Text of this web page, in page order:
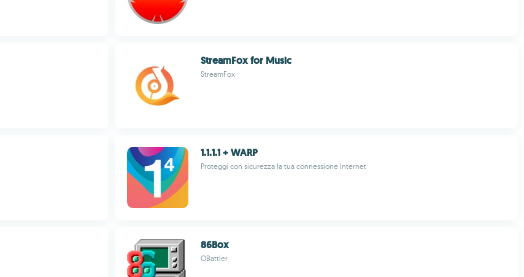
StreamFox for Music
StreamFox
1.1.1.1 + WARP
Proteggi con sicurezza la tua connessione Internet
86Box
OBattler